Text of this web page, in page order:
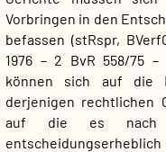
Vorbringen in den
befassen (stRspr,
1976 – 2 BvR 558/75 –
können sich auf die
derjenigen rechtlichen
auf die es nach